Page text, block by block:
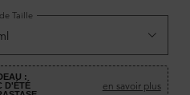
Taille
:
D'ÉTÉ
en savoir plus